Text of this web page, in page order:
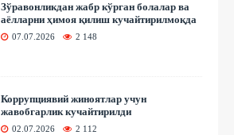
Зўравонликдан жабр кўрган болалар ва
аёлларни ҳимоя қилиш кучайтирилмоқда
07.07.2026 2 148
Коррупциявий жиноятлар учун
жавобгарлик кучайтирилди
02.07.2026 2 112